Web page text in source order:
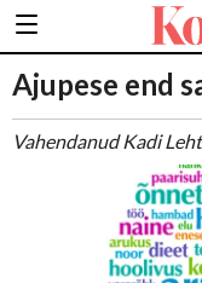
Ajupese end
Vahendanud Kadi